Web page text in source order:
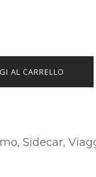
AL CARRELLO
, Sidecar,